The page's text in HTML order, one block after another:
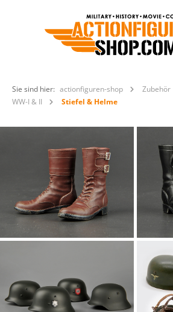
Sie sind hier: actionfiguren-shop Zubehör
WW-I & II
Stiefel & Helme